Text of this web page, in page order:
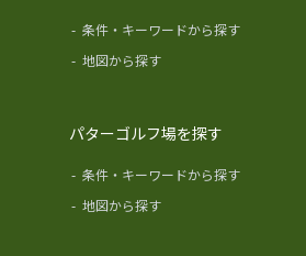
- 条件・キーワードから探す
- 地図から探す
パターゴルフ場を探す
- 条件・キーワードから探す
- 地図から探す